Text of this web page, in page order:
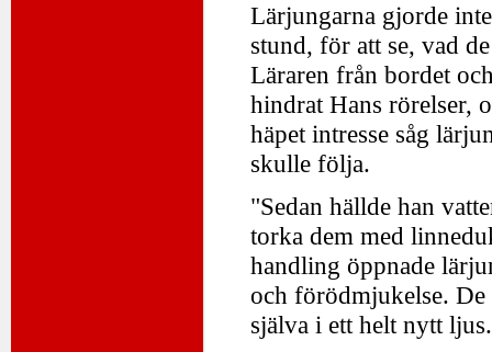
Lärjungarna gjorde
stund, för att se, vad
Läraren från bordet
hindrat Hans rörelser,
häpet intresse såg
skulle följa.
"Sedan hällde han
torka dem med
handling öppnade
och förödmjukelse. De
själva i ett helt nytt ljus.